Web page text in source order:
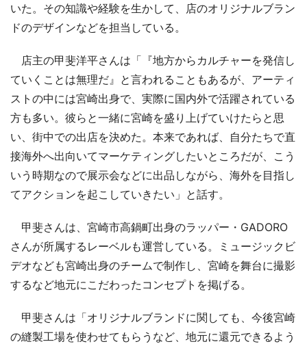
いた。その知識や経験を生かして、店のオリジナルブラン
ドのデザインなどを担当している。
店主の甲斐洋平さんは「『地方からカルチャーを発信し
ていくことは無理だ』と言われることもあるが、アーティ
ストの中には宮崎出身で、実際に国内外で活躍されている
方も多い。彼らと一緒に宮崎を盛り上げていけたらと思
い、街中での出店を決めた。本来であれば、自分たちで直
接海外へ出向いてマーケティングしたいところだが、こう
いう時期なので展示会などに出品しながら、海外を目指し
てアクションを起こしていきたい」と話す。
甲斐さんは、宮崎市高鍋町出身のラッパー・GADORO
さんが所属するレーベルも運営している。ミュージックビ
デオなども宮崎出身のチームで制作し、宮崎を舞台に撮影
するなど地元にこだわったコンセプトを掲げる。
甲斐さんは「オリジナルブランドに関しても、今後宮崎
の縫製工場を使わせてもらうなど、地元に還元できるよう